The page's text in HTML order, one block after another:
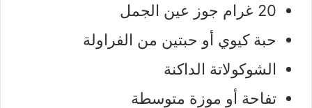
20 غرام جوز عين الجمل
حبة كيوي أو حبتين من الفراولة
الشوكولاتة الداكنة
تفاحة أو موزة متوسطة